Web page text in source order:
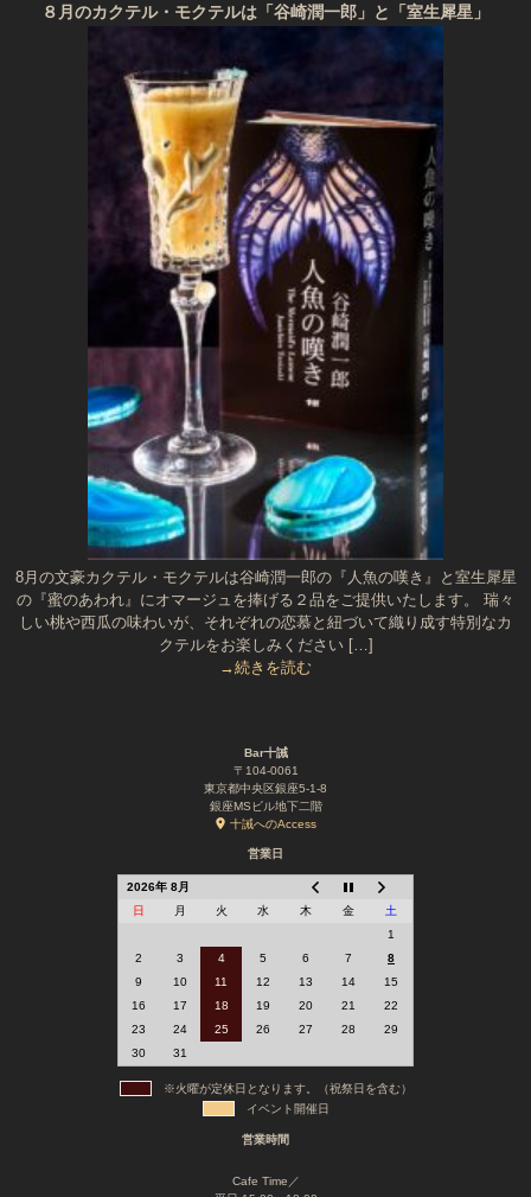
８月のカクテル・モクテルは「谷崎潤一郎」と「室生犀星」
8月の文豪カクテル・モクテルは谷崎潤一郎の『人魚の嘆き』と室生犀星
の『蜜のあわれ』にオマージュを捧げる２品をご提供いたします。 瑞々
しい桃や西瓜の味わいが、それぞれの恋慕と紐づいて織り成す特別なカ
クテルをお楽しみください […]
→続きを読む
Bar十誡
〒104-0061
東京都中央区銀座5-1-8
銀座MSビル地下二階
十誡へのAccess
営業日
2026年 8月
日
月 火 水 木 金
土
1
2
3 4 5 6 7
8
9
10 11 12 13 14
15
16
17 18 19 20 21
22
23
24 25 26 27 28
29
30
31
※火曜が定休日となります。（祝祭日を含む）
イベント開催日
営業時間
Cafe Time／